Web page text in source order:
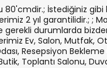
80'cmdir.; İstediğiniz gibi
2 yıl garantilidir.; ;
gerekli durumlarda
Ev, Salon, Mutfak,
Resepsiyon
Toplantı Salonu,